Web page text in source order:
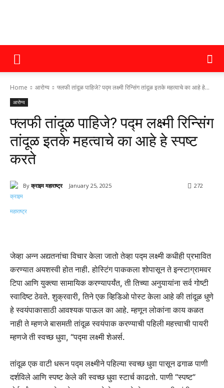
क्राइम
महाराष्ट्र
Home आरोग्य फ्लफी तांदूळ पाहिजे? पद्म लक्ष्मी रिन्सिंग तांदूळ इतके महत्वाचे का आहे हे...
आरोग्य
फ्लफी तांदूळ पाहिजे? पद्म लक्ष्मी रिन्सिंग
तांदूळ इतके महत्वाचे का आहे हे स्पष्ट
करते
By क्राइम महाराष्ट्र January 25, 2025 272
जेव्हा अन्न अद्यतनांचा विचार केला जातो तेव्हा पद्म लक्ष्मी कधीही प्रभावित
करण्यात अयशस्वी होत नाही. होस्टिंग पाककला शोपासून ते इन्स्टाग्रामवर
टिपा आणि युक्त्या सामायिक करण्यापर्यंत, ती तिच्या अनुयायांना सर्व गोष्टी
स्वादिष्ट ठेवते. शुक्रवारी, तिने एक व्हिडिओ पोस्ट केला आहे की तांदूळ धुणे
हे स्वयंपाकासाठी आवश्यक पाऊल का आहे. म्हणून लोकांना काय कळत
नाही ते म्हणजे बासमती तांदूळ स्वयंपाक करण्याची पहिली महत्त्वाची पायरी
म्हणजे ती स्वच्छ धुवा, “पद्मा लक्ष्मी शेअर्स.
तांदूळ एक वाटी धरून पद्म लक्ष्मीने पहिल्या स्वच्छ धुवा पासून ढगाळ पाणी
दर्शविले आणि स्पष्ट केले की स्वच्छ धुवा स्टार्च काढतो. पाणी “स्पष्ट”